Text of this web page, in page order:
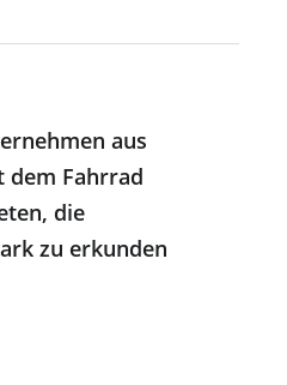
aus
dem Fahrrad
die
zu erkunden